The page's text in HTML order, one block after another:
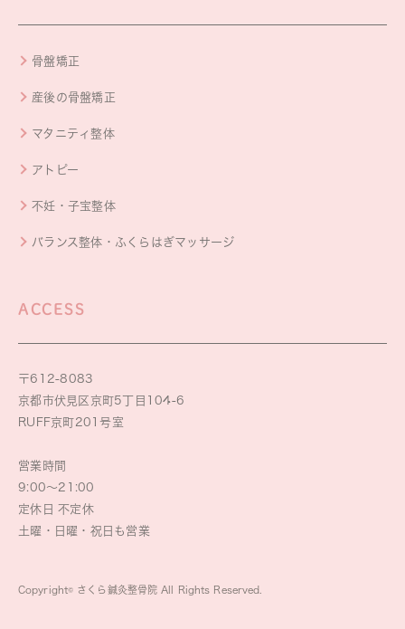
骨盤矯正
産後の骨盤矯正
マタニティ整体
アトピー
不妊・子宝整体
バランス整体・ふくらはぎマッサージ
ACCESS
〒612-8083
京都市伏見区京町5丁目104-6
RUFF京町201号室
営業時間
9:00～21:00
定休日 不定休
土曜・日曜・祝日も営業
Copyright© さくら鍼灸整骨院 All Rights Reserved.